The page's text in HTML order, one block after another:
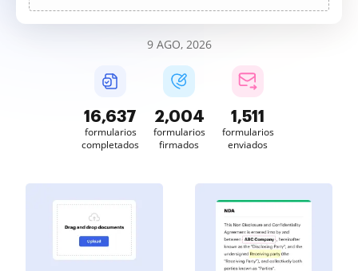
9 AGO, 2026
16,637
formularios
completados
2,004
formularios
firmados
1,511
formularios
enviados